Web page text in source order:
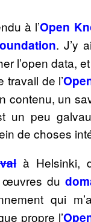
à l’Open
. J’y
l’open data,
de l’
contenu, un
un peu
de choses
à Helsinki,
œuvres du
qui
propre l’